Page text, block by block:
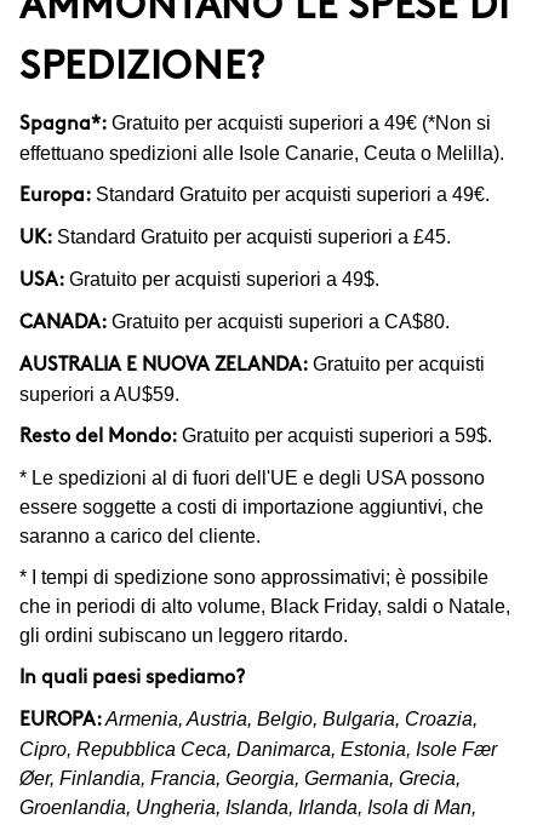
SPEDIZIONE?
Spagna*: Gratuito per acquisti superiori a 49€ (*Non si
effettuano spedizioni alle Isole Canarie, Ceuta o Melilla).
Europa: Standard Gratuito per acquisti superiori a 49€.
UK: Standard Gratuito per acquisti superiori a £45.
USA: Gratuito per acquisti superiori a 49$.
CANADA: Gratuito per acquisti superiori a CA$80.
AUSTRALIA E NUOVA ZELANDA: Gratuito per acquisti
superiori a AU$59.
Resto del Mondo: Gratuito per acquisti superiori a 59$.
* Le spedizioni al di fuori dell'UE e degli USA possono
essere soggette a costi di importazione aggiuntivi, che
saranno a carico del cliente.
* I tempi di spedizione sono approssimativi; è possibile
che in periodi di alto volume, Black Friday, saldi o Natale,
gli ordini subiscano un leggero ritardo.
In quali paesi spediamo?
EUROPA: Armenia, Austria, Belgio, Bulgaria, Croazia,
Cipro, Repubblica Ceca, Danimarca, Estonia, Isole Fær
Øer, Finlandia, Francia, Georgia, Germania, Grecia,
Groenlandia, Ungheria, Islanda, Irlanda, Isola di Man,